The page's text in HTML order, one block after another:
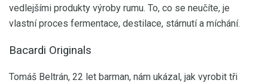
vedlejšími produkty výroby rumu. To, co se neučíte, je
vlastní proces fermentace, destilace, stárnutí a míchání.
Bacardi Originals
Tomáš Beltrán, 22 let barman, nám ukázal, jak vyrobit tři